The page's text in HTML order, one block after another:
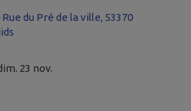
du Pré de la ville, 53370
23 nov.